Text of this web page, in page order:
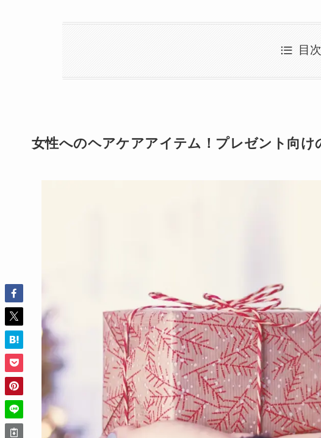
目次
女性へのヘアケアアイテム！プレゼント向け